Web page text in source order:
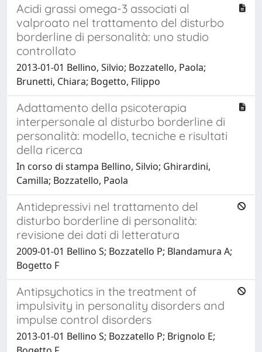
Acidi grassi omega-3 associati al
valproato nel trattamento del disturbo
borderline di personalità: uno studio
controllato
2013-01-01 Bellino, Silvio; Bozzatello, Paola;
Brunetti, Chiara; Bogetto, Filippo
Adattamento della psicoterapia
interpersonale al disturbo borderline di
personalità: modello, tecniche e risultati
della ricerca
In corso di stampa Bellino, Silvio; Ghirardini,
Camilla; Bozzatello, Paola
Antidepressivi nel trattamento del
disturbo borderline di personalità:
revisione dei dati di letteratura
2009-01-01 Bellino S; Bozzatello P; Blandamura A;
Bogetto F
Antipsychotics in the treatment of
impulsivity in personality disorders and
impulse control disorders
2013-01-01 Bellino S; Bozzatello P; Brignolo E;